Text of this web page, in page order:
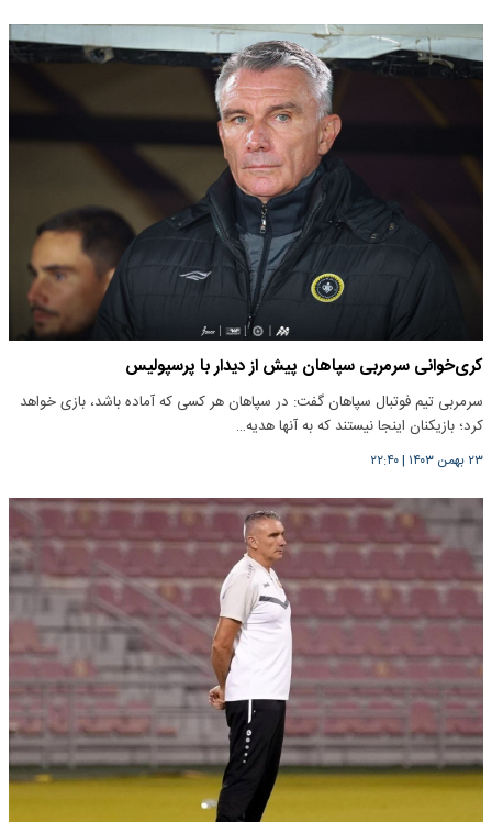
کری‌خوانی‌ سرمربی سپاهان پیش از دیدار با پرسپولیس
سرمربی تیم فوتبال سپاهان گفت: در سپاهان هر کسی که آماده باشد، بازی خواهد
کرد؛ بازیکنان اینجا نیستند که به آنها هدیه…
۲۳ بهمن ۱۴۰۳ |۲۲:۴۰